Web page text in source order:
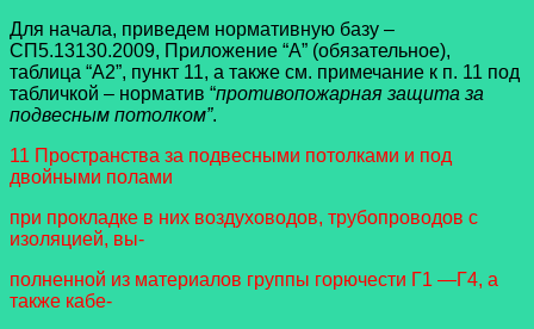
Для начала, приведем нормативную базу –
СП5.13130.2009, Приложение “А” (обязательное),
таблица “А2”, пункт 11, а также см. примечание к п. 11 под
табличкой – норматив “противопожарная защита за
подвесным потолком”.
11 Пространства за подвесными потолками и под
двойными полами
при прокладке в них воздуховодов, трубопроводов с
изоляцией, вы-
полненной из материалов группы горючести Г1 —Г4, а
также кабе-